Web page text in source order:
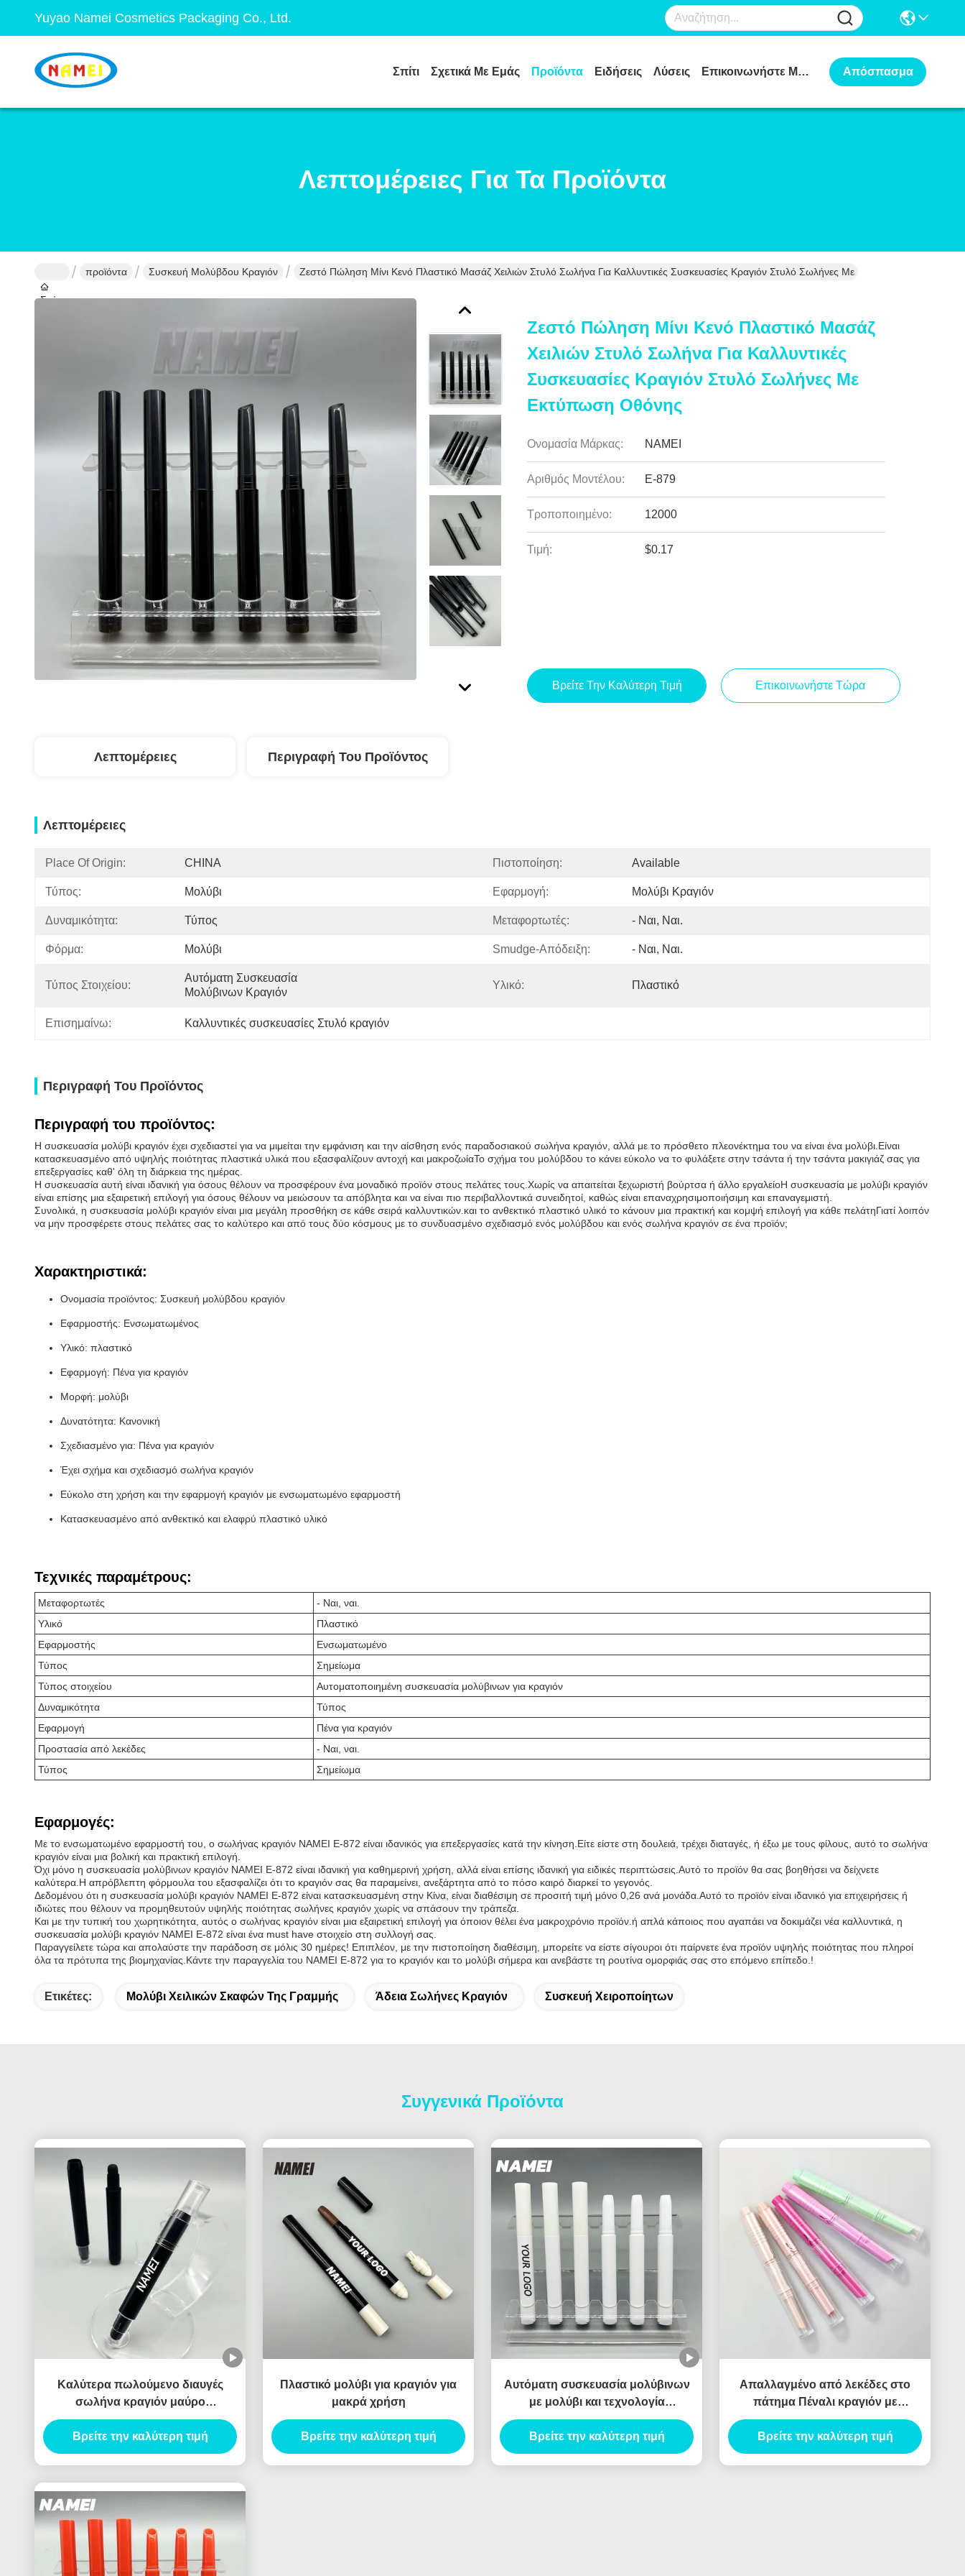
Yuyao Namei Cosmetics Packaging Co., Ltd.
Σπίτι Σχετικά Με Εμάς Προϊόντα Ειδήσεις Λύσεις Επικοινωνήστε Μαζί Μας Απόσπασμα
Λεπτομέρειες Για Τα Προϊόντα
Σπίτι
προϊόντα Συσκευή Μολύβδου Κραγιόν Ζεστό Πώληση Μίνι Κενό Πλαστικό Μασάζ Χειλιών Στυλό Σωλήνα Για Καλλυντικές Συσκευασίες Κραγιόν Στυλό Σωλήνες Με Εκτύπωση Οθόνης
Ζεστό Πώληση Μίνι Κενό Πλαστικό Μασάζ
Χειλιών Στυλό Σωλήνα Για Καλλυντικές
Συσκευασίες Κραγιόν Στυλό Σωλήνες Με
Εκτύπωση Οθόνης
Ονομασία Μάρκας: NAMEI
Αριθμός Μοντέλου: Ε-879
Τροποποιημένο: 12000
Τιμή: $0.17
Βρείτε Την Καλύτερη Τιμή Επικοινωνήστε Τώρα
Λεπτομέρειες Περιγραφή Του Προϊόντος
Λεπτομέρειες
Place Of Origin: CHINA Πιστοποίηση: Available
Τύπος: Μολύβι Εφαρμογή: Μολύβι Κραγιόν
Δυναμικότητα: Τύπος Μεταφορτωτές: - Ναι, Ναι.
Φόρμα: Μολύβι Smudge-Απόδειξη: - Ναι, Ναι.
Τύπος Στοιχείου:
Αυτόματη Συσκευασία
Μολύβινων Κραγιόν
Υλικό: Πλαστικό
Επισημαίνω: Καλλυντικές συσκευασίες Στυλό κραγιόν
Περιγραφή Του Προϊόντος
Περιγραφή του προϊόντος:
Η συσκευασία μολύβι κραγιόν έχει σχεδιαστεί για να μιμείται την εμφάνιση και την αίσθηση ενός παραδοσιακού σωλήνα κραγιόν, αλλά με το πρόσθετο πλεονέκτημα του να είναι ένα μολύβι.Είναι
κατασκευασμένο από υψηλής ποιότητας πλαστικά υλικά που εξασφαλίζουν αντοχή και μακροζωίαΤο σχήμα του μολύβδου το κάνει εύκολο να το φυλάξετε στην τσάντα ή την τσάντα μακιγιάζ σας για
επεξεργασίες καθ' όλη τη διάρκεια της ημέρας.
Η συσκευασία αυτή είναι ιδανική για όσους θέλουν να προσφέρουν ένα μοναδικό προϊόν στους πελάτες τους.Χωρίς να απαιτείται ξεχωριστή βούρτσα ή άλλο εργαλείοΗ συσκευασία με μολύβι κραγιόν
είναι επίσης μια εξαιρετική επιλογή για όσους θέλουν να μειώσουν τα απόβλητα και να είναι πιο περιβαλλοντικά συνειδητοί, καθώς είναι επαναχρησιμοποιήσιμη και επαναγεμιστή.
Συνολικά, η συσκευασία μολύβι κραγιόν είναι μια μεγάλη προσθήκη σε κάθε σειρά καλλυντικών.και το ανθεκτικό πλαστικό υλικό το κάνουν μια πρακτική και κομψή επιλογή για κάθε πελάτηΓιατί λοιπόν
να μην προσφέρετε στους πελάτες σας το καλύτερο και από τους δύο κόσμους με το συνδυασμένο σχεδιασμό ενός μολύβδου και ενός σωλήνα κραγιόν σε ένα προϊόν;
Χαρακτηριστικά:
Ονομασία προϊόντος: Συσκευή μολύβδου κραγιόν
Εφαρμοστής: Ενσωματωμένος
Υλικό: πλαστικό
Εφαρμογή: Πένα για κραγιόν
Μορφή: μολύβι
Δυνατότητα: Κανονική
Σχεδιασμένο για: Πένα για κραγιόν
Έχει σχήμα και σχεδιασμό σωλήνα κραγιόν
Εύκολο στη χρήση και την εφαρμογή κραγιόν με ενσωματωμένο εφαρμοστή
Κατασκευασμένο από ανθεκτικό και ελαφρύ πλαστικό υλικό
Τεχνικές παραμέτρους:
Μεταφορτωτές
- Ναι, ναι.
Υλικό
Πλαστικό
Εφαρμοστής
Ενσωματωμένο
Τύπος
Σημείωμα
Τύπος στοιχείου
Αυτοματοποιημένη συσκευασία μολύβινων για κραγιόν
Δυναμικότητα
Τύπος
Εφαρμογή
Πένα για κραγιόν
Προστασία από λεκέδες
- Ναι, ναι.
Τύπος
Σημείωμα
Εφαρμογές:
Με το ενσωματωμένο εφαρμοστή του, ο σωλήνας κραγιόν NAMEI E-872 είναι ιδανικός για επεξεργασίες κατά την κίνηση.Είτε είστε στη δουλειά, τρέχει διαταγές, ή έξω με τους φίλους, αυτό το σωλήνα
κραγιόν είναι μια βολική και πρακτική επιλογή.
Όχι μόνο η συσκευασία μολύβινων κραγιόν NAMEI E-872 είναι ιδανική για καθημερινή χρήση, αλλά είναι επίσης ιδανική για ειδικές περιπτώσεις.Αυτό το προϊόν θα σας βοηθήσει να δείχνετε
καλύτερα.Η απρόβλεπτη φόρμουλα του εξασφαλίζει ότι το κραγιόν σας θα παραμείνει, ανεξάρτητα από το πόσο καιρό διαρκεί το γεγονός.
Δεδομένου ότι η συσκευασία μολύβι κραγιόν NAMEI E-872 είναι κατασκευασμένη στην Κίνα, είναι διαθέσιμη σε προσιτή τιμή μόνο 0,26 ανά μονάδα.Αυτό το προϊόν είναι ιδανικό για επιχειρήσεις ή
ιδιώτες που θέλουν να προμηθευτούν υψηλής ποιότητας σωλήνες κραγιόν χωρίς να σπάσουν την τράπεζα.
Και με την τυπική του χωρητικότητα, αυτός ο σωλήνας κραγιόν είναι μια εξαιρετική επιλογή για όποιον θέλει ένα μακροχρόνιο προϊόν.ή απλά κάποιος που αγαπάει να δοκιμάζει νέα καλλυντικά, η
συσκευασία μολύβι κραγιόν NAMEI E-872 είναι ένα must have στοιχείο στη συλλογή σας.
Παραγγείλετε τώρα και απολαύστε την παράδοση σε μόλις 30 ημέρες! Επιπλέον, με την πιστοποίηση διαθέσιμη, μπορείτε να είστε σίγουροι ότι παίρνετε ένα προϊόν υψηλής ποιότητας που πληροί
όλα τα πρότυπα της βιομηχανίας.Κάντε την παραγγελία του NAMEI E-872 για το κραγιόν και το μολύβι σήμερα και ανεβάστε τη ρουτίνα ομορφιάς σας στο επόμενο επίπεδο.!
Ετικέτες: Μολύβι Χειλικών Σκαφών Της Γραμμής Άδεια Σωλήνες Κραγιόν Συσκευή Χειροποίητων
Συγγενικά Προϊόντα
Καλύτερα πωλούμενο διαυγές
σωλήνα κραγιόν μαύρο
πολύχρωμο κραγιόν συσκευασία
δοχείο με βούρτσα
Βρείτε την καλύτερη τιμή
Πλαστικό μολύβι για κραγιόν για
μακρά χρήση
Βρείτε την καλύτερη τιμή
Αυτόματη συσκευασία μολύβινων
με μολύβι και τεχνολογία
αμυδρότητας
Βρείτε την καλύτερη τιμή
Απαλλαγμένο από λεκέδες στο
πάτημα Πέναλι κραγιόν με
ενσωματωμένο εφαρμοστή
Βρείτε την καλύτερη τιμή